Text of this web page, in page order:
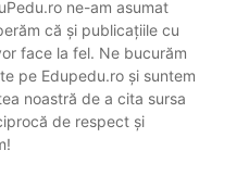
ne-am asumat
că și publicațiile cu
face la fel. Ne bucurăm
pe Edupedu.ro și suntem
noastră de a cita sursa
de respect și